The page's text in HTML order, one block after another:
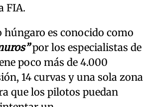
FIA.
es conocido como
por los especialistas de
poco más de 4.000
14 curvas y una sola zona
que los pilotos puedan